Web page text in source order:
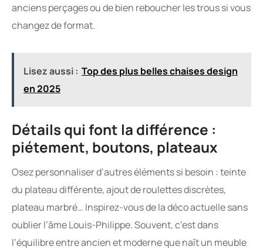
anciens perçages ou de bien reboucher les trous si vous
changez de format.
Lisez aussi : Top des plus belles chaises design
en 2025
Détails qui font la différence :
piétement, boutons, plateaux
Osez personnaliser d’autres éléments si besoin : teinte
du plateau différente, ajout de roulettes discrètes,
plateau marbré… Inspirez-vous de la déco actuelle sans
oublier l’âme Louis-Philippe. Souvent, c’est dans
l’équilibre entre ancien et moderne que naît un meuble